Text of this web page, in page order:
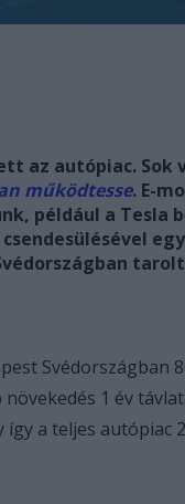
az autópiac.
működtesse. E-
például a Tesla
1 év
a teljes autópiac